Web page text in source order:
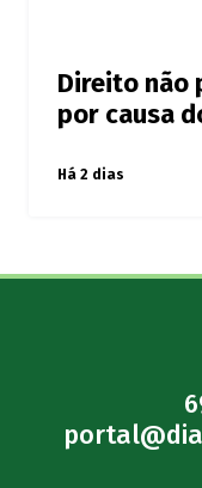
Direito não
por causa
Há 2 dias